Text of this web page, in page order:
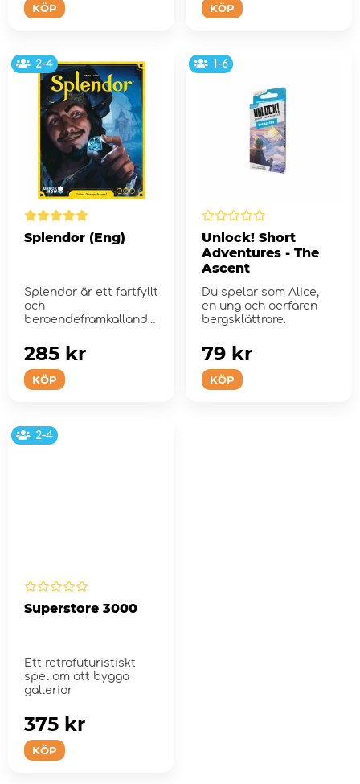
KÖP KÖP
2-4
Splendor (Eng)
Splendor är ett fartfyllt
och
beroendeframkallande
collecting och car...
KÖP
285 kr
1-6
Unlock! Short
Adventures - The
Ascent
Du spelar som Alice,
en ung och oerfaren
bergsklättrare.
KÖP
79 kr
2-4
Superstore 3000
Ett retrofuturistiskt
spel om att bygga
gallerior
KÖP
375 kr